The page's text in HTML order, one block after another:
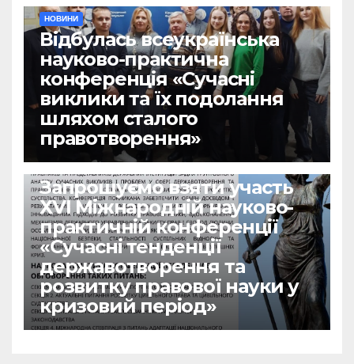
НОВИНИ
Відбулась всеукраїнська
науково-практична
конференція «Сучасні
виклики та їх подолання
шляхом сталого
правотворення»
Запрошуємо взяти участь
ХVІ Міжнародній науково-
практичній конференції
«Сучасні тенденції
державотворення та
розвитку правової науки у
кризовий період»